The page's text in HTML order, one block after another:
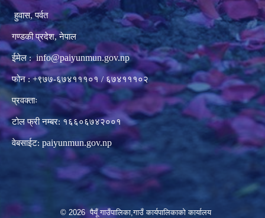
हुवास, पर्वत
गण्डकी प्रदेश, नेपाल
ईमेल : info@paiyunmun.gov.np
फोन : +९७७-६७४१११०१ / ६७४१११०२
प्रवक्ताः
टोल फ्री नम्बर: १६६०६७४२००१
वेबसाईट: paiyunmun.gov.np
© 2026 पैयूँ गाउँपालिका,गाउँ कार्यपालिकाको कार्यालय